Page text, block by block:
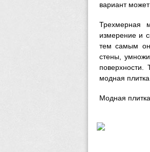
вариант
Трехмерная
измерение и
тем самым
стены,
модная плитка
Модная